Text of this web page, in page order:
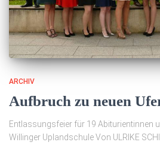
ARCHIV
Aufbruch zu neuen
Entlassungsfeier für 19 Abiturientinnen
Willinger Uplandschule Von ULRIKE